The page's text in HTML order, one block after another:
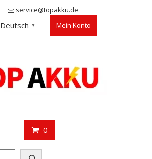
service@topakku.de
Deutsch ▼ Mein Konto
0